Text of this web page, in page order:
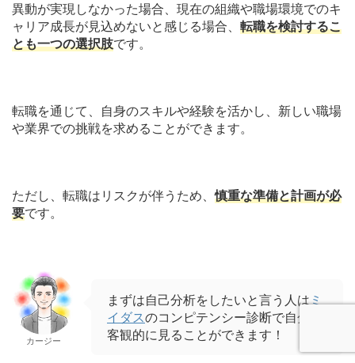
異動が実現しなかった場合、現在の組織や職場環境でのキ
ャリア成長が見込めないと感じる場合、 転職を検討するこ
とも一つの選択肢です。
転職を通じて、自身のスキルや経験を活かし、新しい職場
や業界での挑戦を求めることができます。
ただし、転職はリスクが伴うため、慎重な準備と計画が必
要です。
カージー
まずは自己分析をしたいと言う人はミ
イダスのコンピテンシー診断で自分を
客観的に見ることができます！